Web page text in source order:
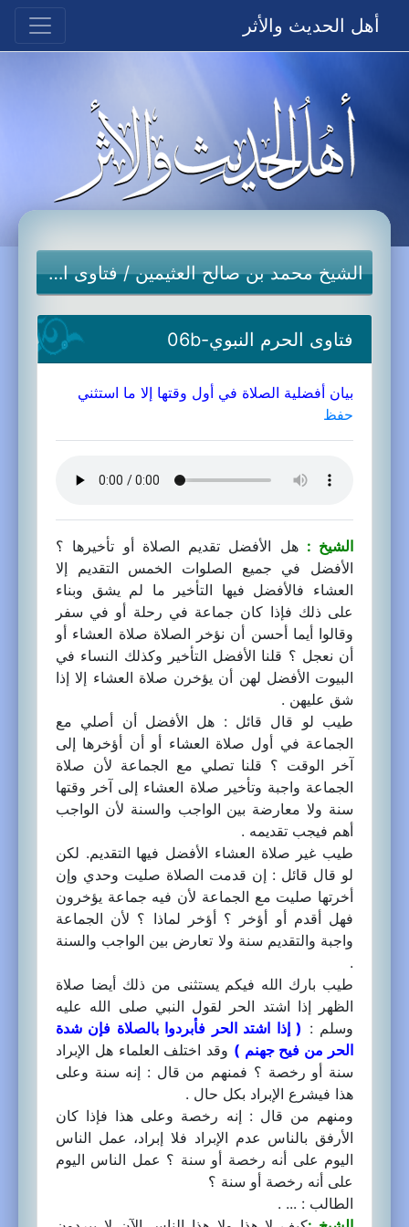
أهل الحديث والأثر
الشيخ محمد بن صالح العثيمين/فتاوى الحرم النبوي
فتاوى الحرم النبوي-06b
بيان أفضلية الصلاة في أول وقتها إلا ما استثني
حفظ
الشيخ : هل الأفضل تقديم الصلاة أو تأخيرها ؟
الأفضل في جميع الصلوات الخمس التقديم إلا
العشاء فالأفضل فيها التأخير ما لم يشق وبناء
على ذلك فإذا كان جماعة في رحلة أو في سفر
وقالوا أيما أحسن أن نؤخر الصلاة صلاة العشاء أو
أن نعجل ؟ قلنا الأفضل التأخير وكذلك النساء في
البيوت الأفضل لهن أن يؤخرن صلاة العشاء إلا إذا
شق عليهن .
طيب لو قال قائل : هل الأفضل أن أصلي مع
الجماعة في أول صلاة العشاء أو أن أؤخرها إلى
آخر الوقت ؟ قلنا تصلي مع الجماعة لأن صلاة
الجماعة واجبة وتأخير صلاة العشاء إلى آخر وقتها
سنة ولا معارضة بين الواجب والسنة لأن الواجب
أهم فيجب تقديمه .
طيب غير صلاة العشاء الأفضل فيها التقديم. لكن
لو قال قائل : إن قدمت الصلاة صليت وحدي وإن
أخرتها صليت مع الجماعة لأن فيه جماعة يؤخرون
فهل أقدم أو أؤخر ؟ أؤخر لماذا ؟ لأن الجماعة
واجبة والتقديم سنة ولا تعارض بين الواجب والسنة
.
طيب بارك الله فيكم يستثنى من ذلك أيضا صلاة
الظهر إذا اشتد الحر لقول النبي صلى الله عليه
وسلم : ( إذا اشتد الحر فأبردوا بالصلاة فإن شدة
الحر من فيح جهنم ) وقد اختلف العلماء هل الإبراد
سنة أو رخصة ؟ فمنهم من قال : إنه سنة وعلى
هذا فيشرع الإبراد بكل حال .
ومنهم من قال : إنه رخصة وعلى هذا فإذا كان
الأرفق بالناس عدم الإبراد فلا إبراد، عمل الناس
اليوم على أنه رخصة أو سنة ؟ عمل الناس اليوم
على أنه رخصة أو سنة ؟
الطالب : ... .